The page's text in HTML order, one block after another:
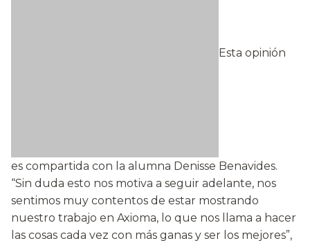
Esta opinión
es compartida con la alumna Denisse Benavides.
“Sin duda esto nos motiva a seguir adelante, nos
sentimos muy contentos de estar mostrando
nuestro trabajo en Axioma, lo que nos llama a hacer
las cosas cada vez con más ganas y ser los mejores”,